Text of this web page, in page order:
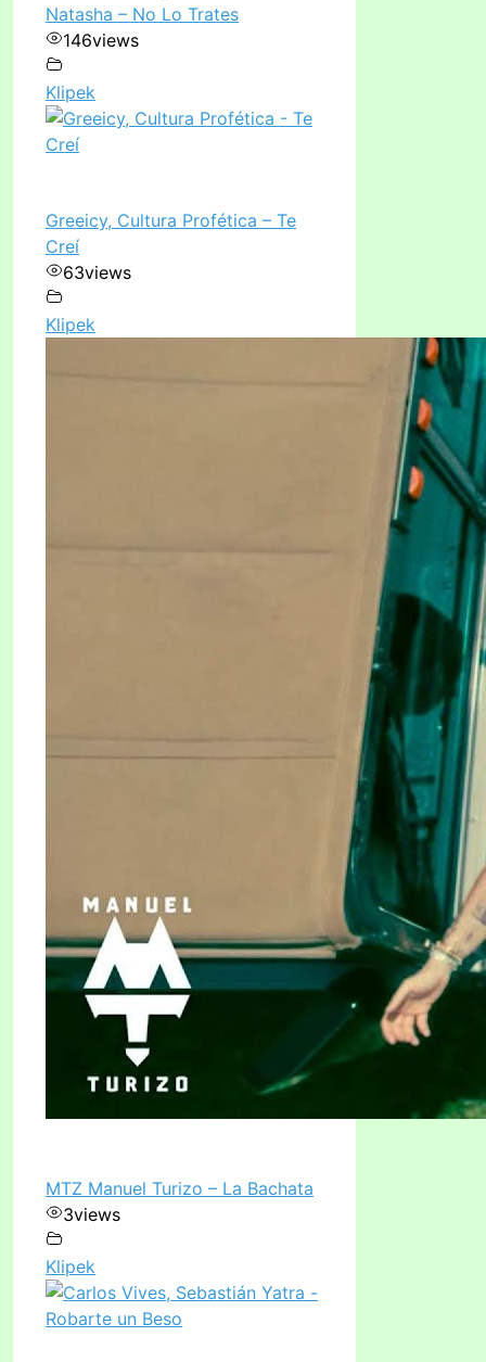
Natasha – No Lo Trates
146views
Klipek
Greeicy, Cultura Profética – Te
Creí
63views
Klipek
MTZ Manuel Turizo – La Bachata
3views
Klipek